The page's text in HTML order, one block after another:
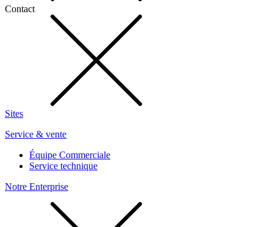
Contact
Sites
Service & vente
Équipe Commerciale
Service technique
Notre Enterprise